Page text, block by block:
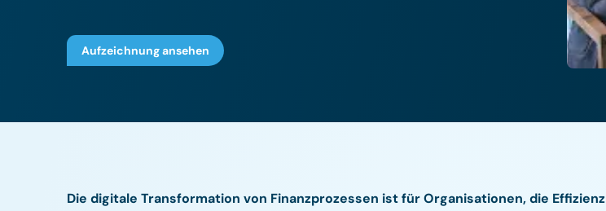
Aufzeichnung ansehen
Die digitale Transformation von Finanzprozessen ist für Organisationen, die Effizienz